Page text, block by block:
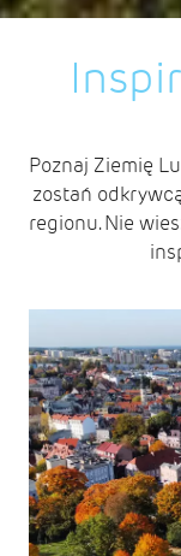
Poznaj Ziemię
zostań
regionu. Nie